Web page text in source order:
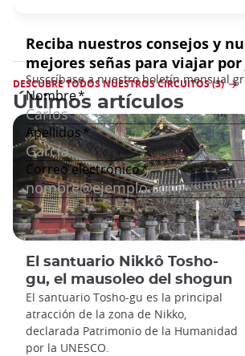
DESCUBRE TODOS NUESTROS CIRCUITOS (3)
Últimos artículos
El santuario Nikkô Tosho-
gu, el mausoleo del shogun
El santuario Tosho-gu es la principal
atracción de la zona de Nikko,
declarada Patrimonio de la Humanidad
por la UNESCO.